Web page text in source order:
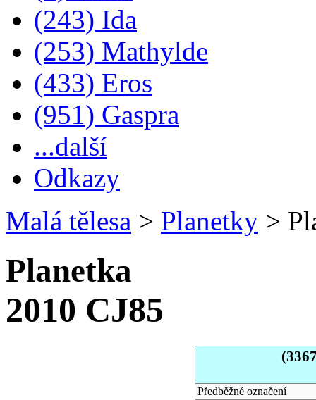
(243) Ida
(253) Mathylde
(433) Eros
(951) Gaspra
...další
Odkazy
Malá tělesa > Planetky >
Planetka
2010 CJ85
Předběžné označení